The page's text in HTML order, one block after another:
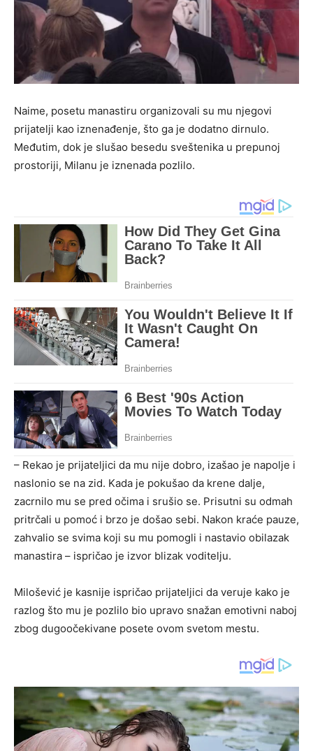
Naime, posetu manastiru organizovali su mu njegovi
prijatelji kao iznenađenje, što ga je dodatno dirnulo.
Međutim, dok je slušao besedu sveštenika u prepunoj
prostoriji, Milanu je iznenada pozlilo.
– Rekao je prijateljici da mu nije dobro, izašao je napolje i
naslonio se na zid. Kada je pokušao da krene dalje,
zacrnilo mu se pred očima i srušio se. Prisutni su odmah
pritrčali u pomoć i brzo je došao sebi. Nakon kraće pauze,
zahvalio se svima koji su mu pomogli i nastavio obilazak
manastira – ispričao je izvor blizak voditelju.
Milošević je kasnije ispričao prijateljici da veruje kako je
razlog što mu je pozlilo bio upravo snažan emotivni naboj
zbog dugoočekivane posete ovom svetom mestu.